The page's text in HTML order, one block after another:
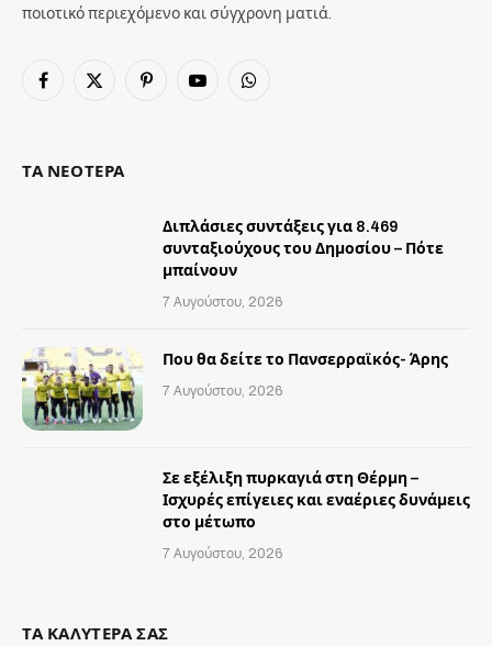
ποιοτικό περιεχόμενο και σύγχρονη ματιά.
Facebook
X
PinterestYouTubeWhatsApp
ΤΑ ΝΕΟΤΕΡΑ
Διπλάσιες συντάξεις για 8.469
συνταξιούχους του Δημοσίου – Πότε
μπαίνουν
7 Αυγούστου, 2026
Που θα δείτε το Πανσερραϊκός- Άρης
7 Αυγούστου, 2026
Σε εξέλιξη πυρκαγιά στη Θέρμη –
Ισχυρές επίγειες και εναέριες δυνάμεις
στο μέτωπο
7 Αυγούστου, 2026
ΤΑ ΚΑΛΥΤΕΡΑ ΣΑΣ